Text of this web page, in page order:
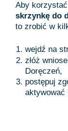
Aby
skrzynkę do
to zrobić w
wejdź na
złóż
Doręczeń,
postępuj
aktywować